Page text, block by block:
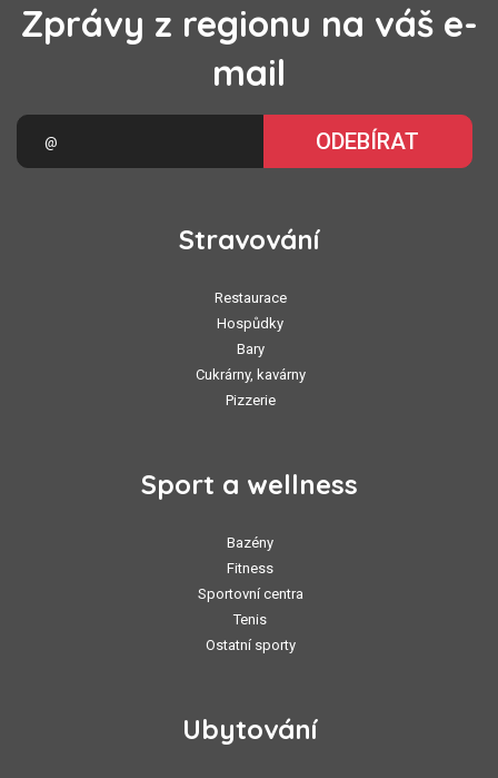
Zprávy z regionu na váš e-
mail
ODEBÍRAT
Stravování
Restaurace
Hospůdky
Bary
Cukrárny, kavárny
Pizzerie
Sport a wellness
Bazény
Fitness
Sportovní centra
Tenis
Ostatní sporty
Ubytování